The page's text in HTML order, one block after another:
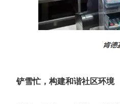
铲雪忙，构建和谐社区环境